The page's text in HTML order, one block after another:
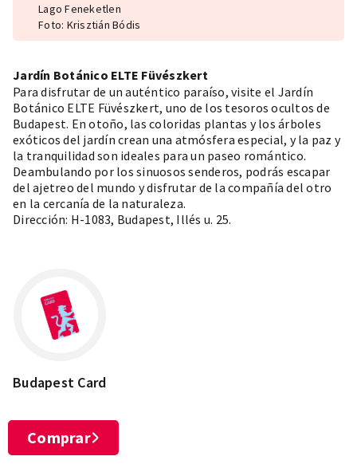
Lago Feneketlen
Foto: Krisztián Bódis
Jardín Botánico ELTE Füvészkert
Para disfrutar de un auténtico paraíso, visite el Jardín
Botánico ELTE Füvészkert, uno de los tesoros ocultos de
Budapest. En otoño, las coloridas plantas y los árboles
exóticos del jardín crean una atmósfera especial, y la paz y
la tranquilidad son ideales para un paseo romántico.
Deambulando por los sinuosos senderos, podrás escapar
del ajetreo del mundo y disfrutar de la compañía del otro
en la cercanía de la naturaleza.
Dirección: H-1083, Budapest, Illés u. 25.
Budapest Card
Comprar